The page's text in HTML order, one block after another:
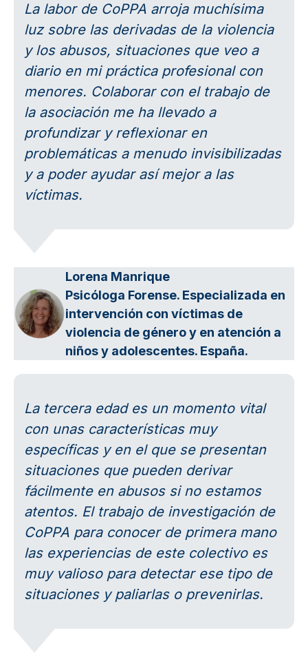
La labor de CoPPA arroja muchísima
luz sobre las derivadas de la violencia
y los abusos, situaciones que veo a
diario en mi práctica profesional con
menores. Colaborar con el trabajo de
la asociación me ha llevado a
profundizar y reflexionar en
problemáticas a menudo invisibilizadas
y a poder ayudar así mejor a las
víctimas.
Lorena Manrique
Psicóloga Forense. Especializada en
intervención con víctimas de
violencia de género y en atención a
niños y adolescentes. España.
La tercera edad es un momento vital
con unas características muy
específicas y en el que se presentan
situaciones que pueden derivar
fácilmente en abusos si no estamos
atentos. El trabajo de investigación de
CoPPA para conocer de primera mano
las experiencias de este colectivo es
muy valioso para detectar ese tipo de
situaciones y paliarlas o prevenirlas.